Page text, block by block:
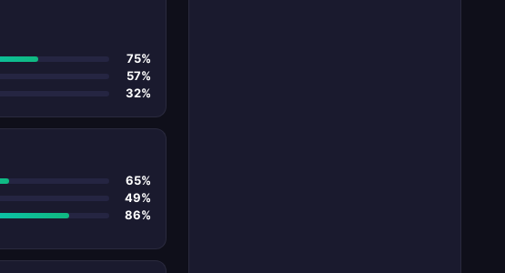
75%
57%
32%
65%
49%
86%